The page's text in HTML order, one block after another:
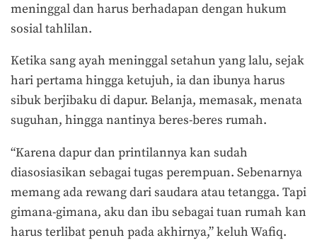
meninggal dan harus berhadapan dengan hukum
sosial tahlilan.
Ketika sang ayah meninggal setahun yang lalu, sejak
hari pertama hingga ketujuh, ia dan ibunya harus
sibuk berjibaku di dapur. Belanja, memasak, menata
suguhan, hingga nantinya beres-beres rumah.
“Karena dapur dan printilannya kan sudah
diasosiasikan sebagai tugas perempuan. Sebenarnya
memang ada rewang dari saudara atau tetangga. Tapi
gimana-gimana, aku dan ibu sebagai tuan rumah kan
harus terlibat penuh pada akhirnya,” keluh Wafiq.